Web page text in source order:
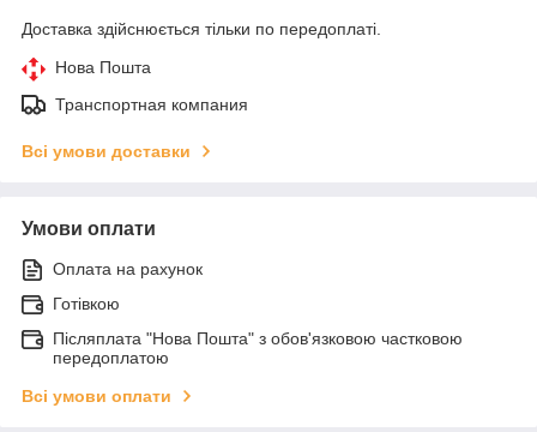
Доставка здійснюється тільки по передоплаті.
Нова Пошта
Транспортная компания
Всі умови доставки
Умови оплати
Оплата на рахунок
Готівкою
Післяплата "Нова Пошта" з обов'язковою частковою
передоплатою
Всі умови оплати